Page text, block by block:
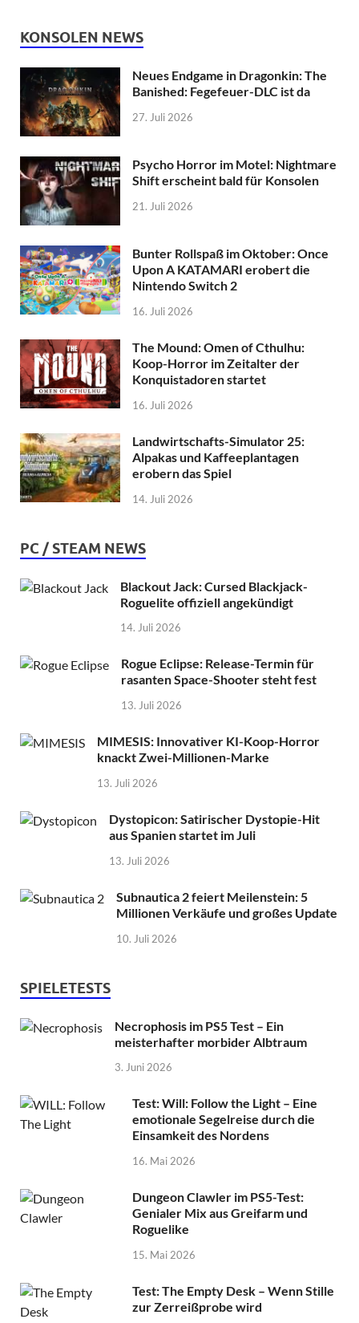
KONSOLEN NEWS
Neues Endgame in Dragonkin: The
Banished: Fegefeuer-DLC ist da
27. Juli 2026
Psycho Horror im Motel: Nightmare
Shift erscheint bald für Konsolen
21. Juli 2026
Bunter Rollspaß im Oktober: Once
Upon A KATAMARI erobert die
Nintendo Switch 2
16. Juli 2026
The Mound: Omen of Cthulhu:
Koop-Horror im Zeitalter der
Konquistadoren startet
16. Juli 2026
Landwirtschafts-Simulator 25:
Alpakas und Kaffeeplantagen
erobern das Spiel
14. Juli 2026
PC / STEAM NEWS
Blackout Jack: Cursed Blackjack-
Roguelite offiziell angekündigt
14. Juli 2026
Rogue Eclipse: Release-Termin für
rasanten Space-Shooter steht fest
13. Juli 2026
MIMESIS: Innovativer KI-Koop-Horror
knackt Zwei-Millionen-Marke
13. Juli 2026
Dystopicon: Satirischer Dystopie-Hit
aus Spanien startet im Juli
13. Juli 2026
Subnautica 2 feiert Meilenstein: 5
Millionen Verkäufe und großes Update
10. Juli 2026
SPIELETESTS
Necrophosis im PS5 Test – Ein
meisterhafter morbider Albtraum
3. Juni 2026
Test: Will: Follow the Light – Eine
emotionale Segelreise durch die
Einsamkeit des Nordens
16. Mai 2026
Dungeon Clawler im PS5-Test:
Genialer Mix aus Greifarm und
Roguelike
15. Mai 2026
Test: The Empty Desk – Wenn Stille
zur Zerreißprobe wird